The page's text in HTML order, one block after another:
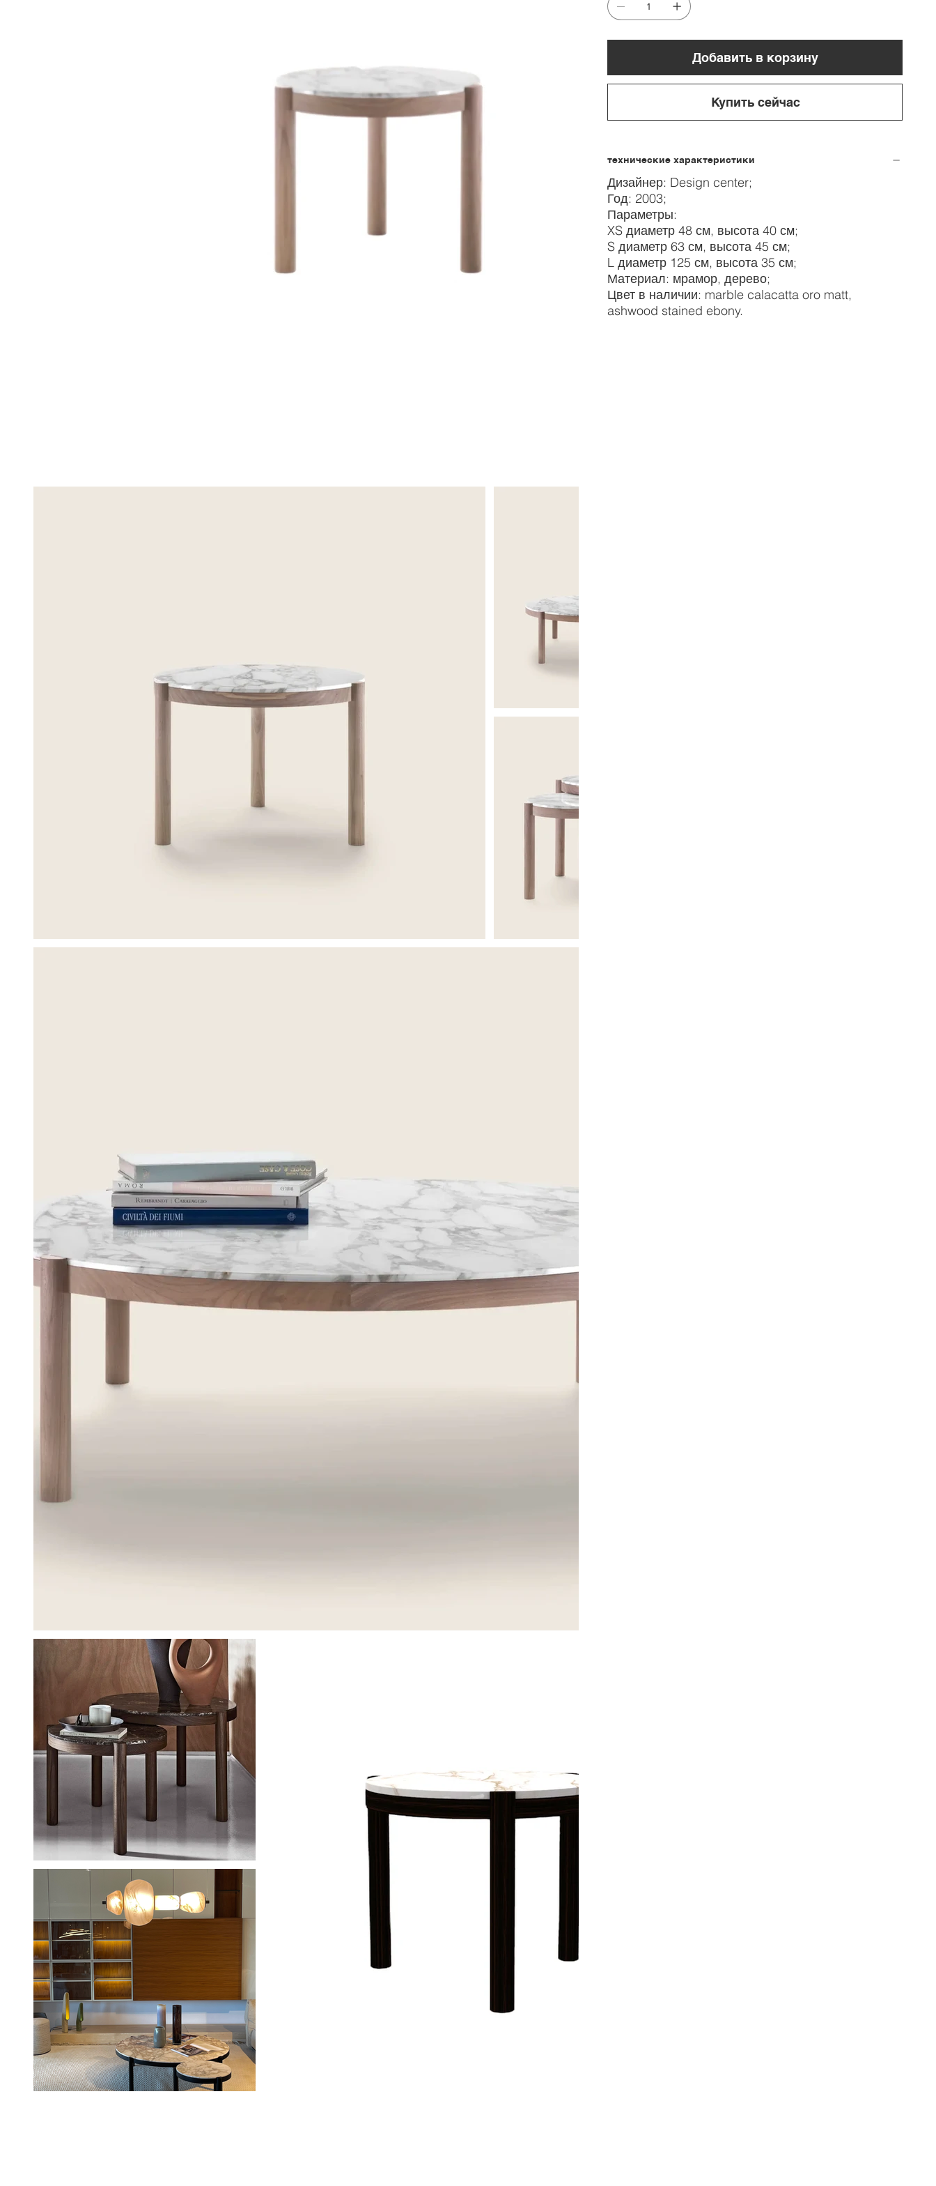
Добавить в корзину
Купить сейчас
технические характеристики
Дизайнер: Design center;
Год: 2003;
Параметры:
XS диаметр 48 см, высота 40 см;
S диаметр 63 см, высота 45 см;
L диаметр 125 см, высота 35 см;
Материал: мрамор, дерево;
Цвет в наличии: marble calacatta oro matt,
ashwood stained ebony.